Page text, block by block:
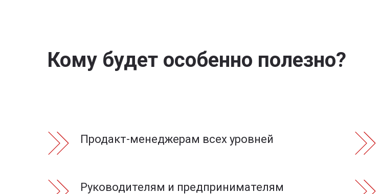
Кому будет особенно полезно?
Продакт-менеджерам всех уровней
Руководителям и предпринимателям